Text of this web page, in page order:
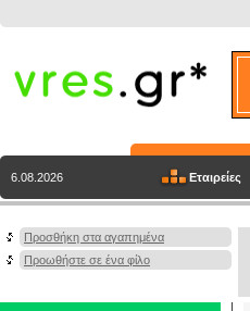
6.08.2026 Εταιρείες
Προσθήκη στα αγαπημένα
Προωθήστε σε ένα φίλο